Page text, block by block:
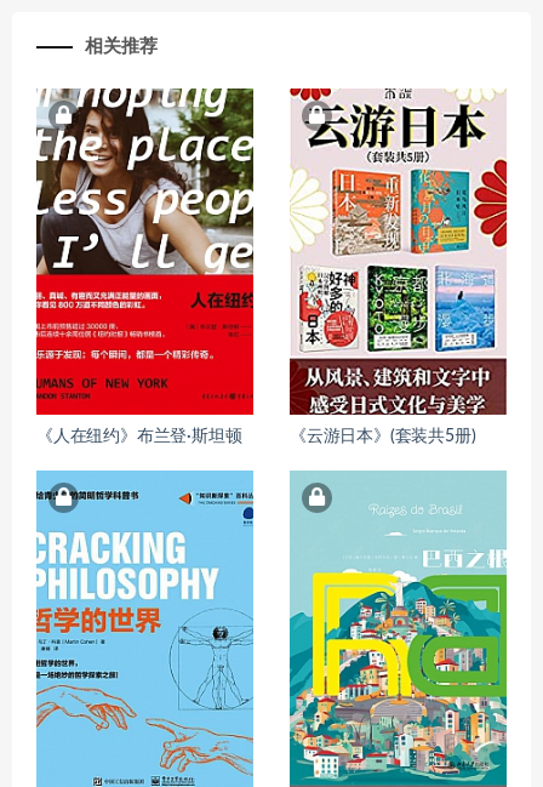
相关推荐
《人在纽约》布兰登·斯坦顿 《云游日本》(套装共5册)